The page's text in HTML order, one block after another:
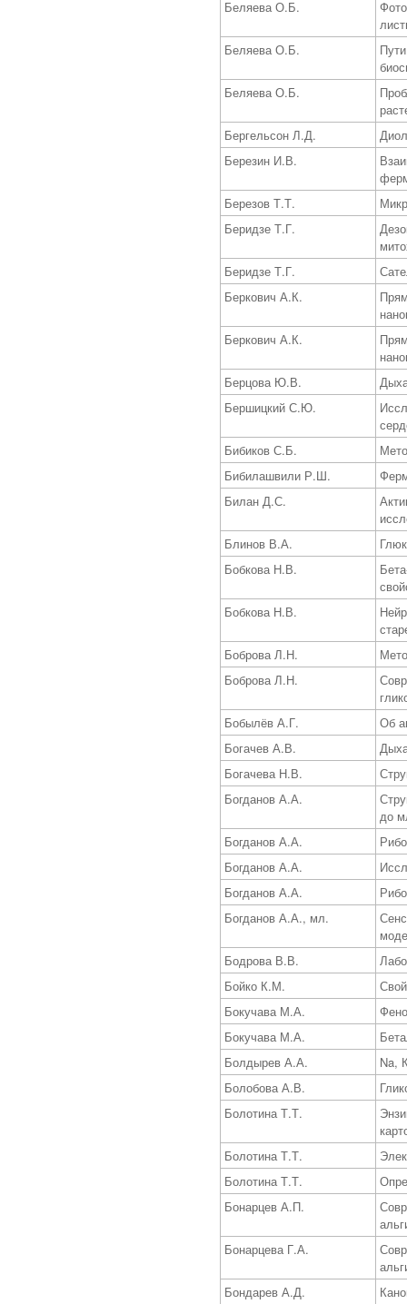
Беляева О.Б.
Беляева О.Б.
Беляева О.Б.
Бергельсон Л.Д.
Березин И.В.
Березов Т.Т.
Беридзе Т.Г.
Беридзе Т.Г.
Беркович А.К.
Беркович А.К.
Берцова Ю.В.
Бершицкий С.Ю.
Бибиков С.Б.
Бибилашвили Р.Ш.
Билан Д.С.
Блинов В.А.
Бобкова Н.В.
Бобкова Н.В.
Боброва Л.Н.
Боброва Л.Н.
Бобылёв А.Г.
Об
Богачев А.В.
Богачева Н.В.
Богданов А.А.
до
Богданов А.А.
Богданов А.А.
Богданов А.А.
Богданов А.А., мл.
Бодрова В.В.
Бойко К.М.
Бокучава М.А.
Бокучава М.А.
Болдырев А.А.
Na,
Болобова А.В.
Болотина Т.Т.
Болотина Т.Т.
Болотина Т.Т.
Бонарцев А.П.
Бонарцева Г.А.
Бондарев А.Д.